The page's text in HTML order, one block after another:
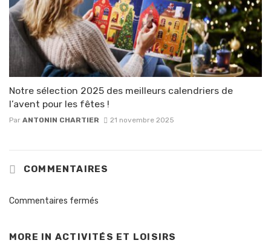
Notre sélection 2025 des meilleurs calendriers de
l’avent pour les fêtes !
Par ANTONIN CHARTIER 21 novembre 2025
COMMENTAIRES
Commentaires fermés
MORE IN ACTIVITÉS ET LOISIRS